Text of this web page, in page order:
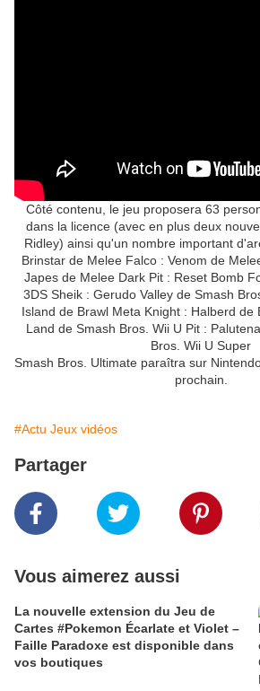
Côté contenu, le jeu proposera 63
dans la licence (avec en plus deux
Ridley) ainsi qu'un nombre important
Brinstar de Melee Falco : Venom de
Japes de Melee Dark Pit : Reset Bomb
3DS Sheik : Gerudo Valley de Smash
Island de Brawl Meta Knight : Halberd de
Land de Smash Bros. Wii U Pit :
Bros. Wii U Super
Smash Bros. Ultimate paraîtra sur
prochain.
#Actu Jeux vidéos
Partager
Vous aimerez aussi
La nouvelle extension du Jeu de
Cartes #Pokemon Écarlate et Violet –
Faille Paradoxe est disponible dans
vos boutiques